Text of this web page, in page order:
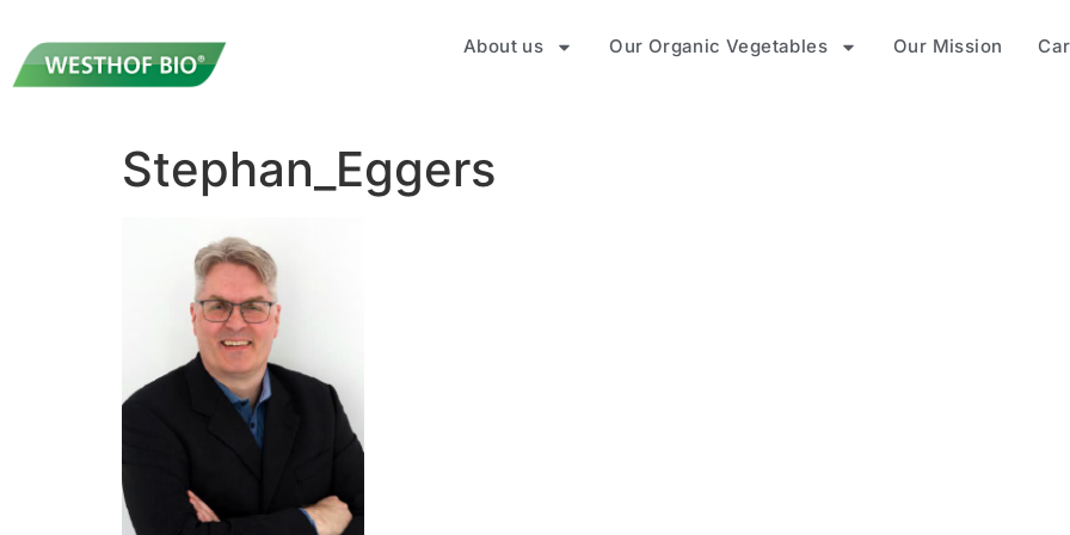
About us Our Organic Vegetables Our Mission
Stephan_Eggers